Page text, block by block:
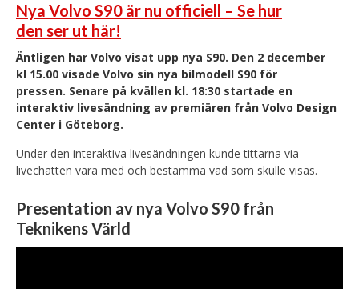
Nya Volvo S90 är nu officiell – Se hur
den ser ut här!
Äntligen har Volvo visat upp nya S90. Den 2 december
kl 15.00 visade Volvo sin nya bilmodell S90 för
pressen. Senare på kvällen kl. 18:30 startade en
interaktiv livesändning av premiären från Volvo Design
Center i Göteborg.
Under den interaktiva livesändningen kunde tittarna via
livechatten vara med och bestämma vad som skulle visas.
Presentation av nya Volvo S90 från
Teknikens Värld